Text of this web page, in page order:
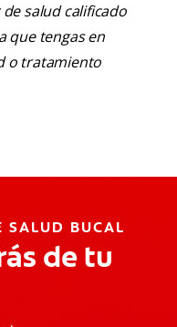
salud calificado
que tengas en
o tratamiento
SALUD BUCAL
de tu